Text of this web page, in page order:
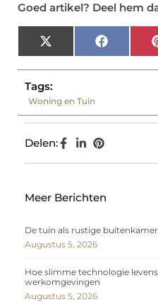
Goed artikel? Deel hem
X
(Twitter)
Facebook
Tags:
Woning en Tuin
Delen:
Meer Berichten
De tuin als rustige
Augustus 5, 2026
Hoe slimme technologie
werkomgevingen
Augustus 5, 2026